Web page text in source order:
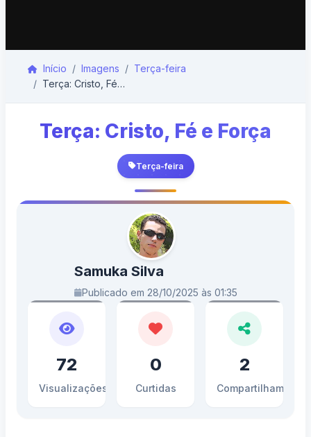
Início Imagens
Terça-feira
Terça: Cristo, Fé e Força
Terça: Cristo, Fé e Força
Terça-feira
Samuka Silva
Publicado em 28/10/2025 às 01:35
72
Visualizações
0
Curtidas
2
Compartilhamentos